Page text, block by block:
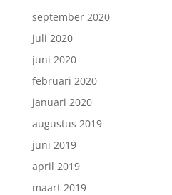
september 2020
juli 2020
juni 2020
februari 2020
januari 2020
augustus 2019
juni 2019
april 2019
maart 2019